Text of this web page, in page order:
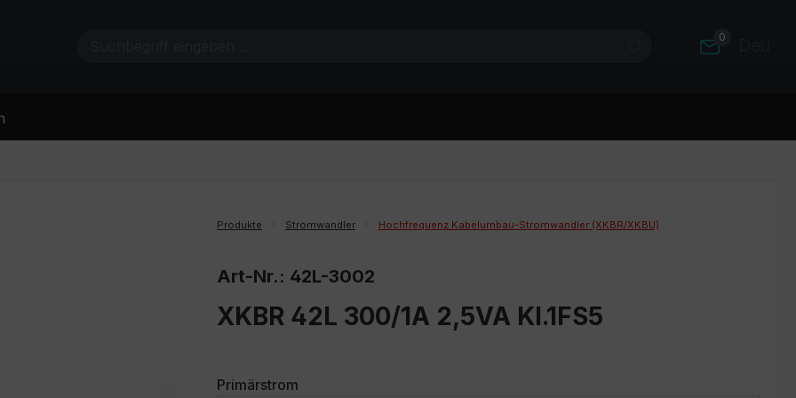
0
Produkte Stromwandler Hochfrequenz Kabelumbau-Stromwandler (XKBR/XKBU)
Art-Nr.: 42L-3002
XKBR 42L 300/1A 2,5VA Kl.1FS5
Primärstrom